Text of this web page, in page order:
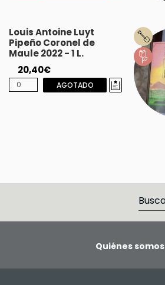
Louis Antoine Luyt
Pipeño Coronel de
Maule 2022 - 1 L.
20,40€
AGOTADO
Quiénes somos